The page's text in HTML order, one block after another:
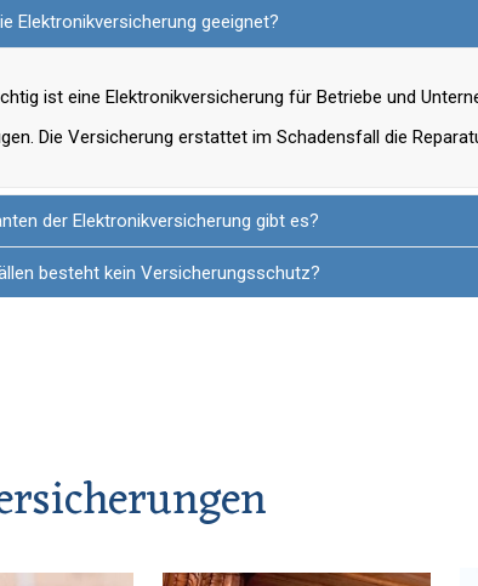
Elektronikversicherung geeignet?
ist eine Elektronikversicherung für Betriebe und
Die Versicherung erstattet im Schadensfall die
der Elektronikversicherung gibt es?
besteht kein Versicherungsschutz?